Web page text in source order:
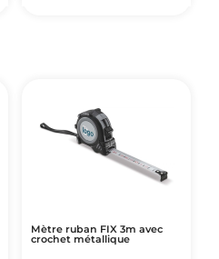
Mètre ruban FIX 3m avec
crochet métallique